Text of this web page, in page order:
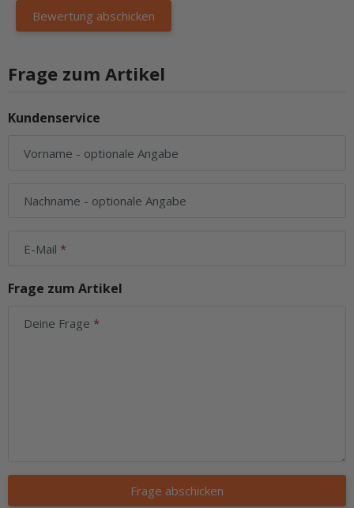
Frage zum Artikel
Kundenservice
Vorname - optionale Angabe
Nachname - optionale Angabe
E-Mail
Frage zum Artikel
Deine Frage
Frage abschicken